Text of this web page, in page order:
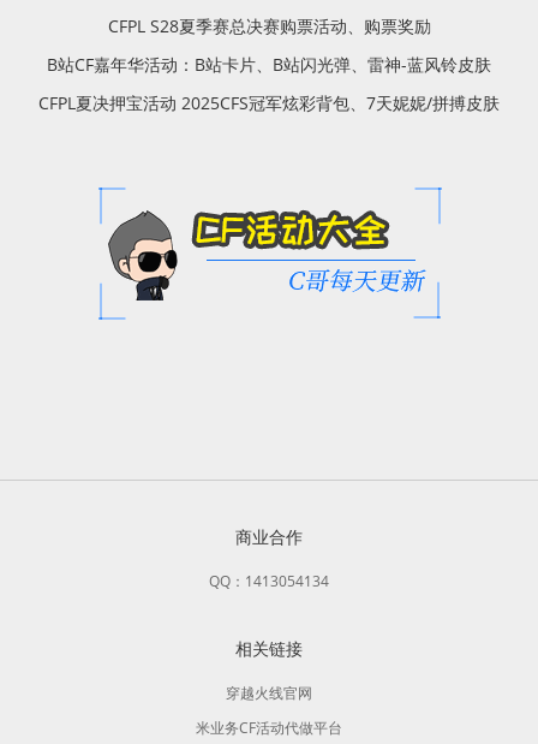
CFPL S28夏季赛总决赛购票活动、购票奖励
B站CF嘉年华活动：B站卡片、B站闪光弹、雷神-蓝风铃皮肤
CFPL夏决押宝活动 2025CFS冠军炫彩背包、7天妮妮/拼搏皮肤
商业合作
QQ：1413054134
相关链接
穿越火线官网
米业务CF活动代做平台